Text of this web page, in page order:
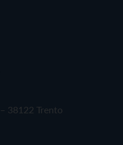
38122 Trento